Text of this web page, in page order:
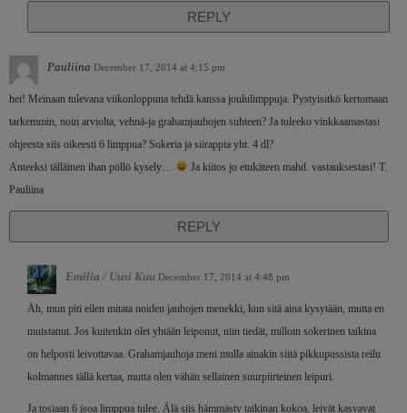
REPLY
Pauliina December 17, 2014 at 4:15 pm
hei! Meinaan tulevana viikonloppuna tehdä kanssa joululimppuja. Pystyisitkö kertomaan
tarkemmin, noin arviolta, vehnä-ja grahamjauhojen suhteen? Ja tuleeko vinkkaamastasi
ohjeesta siis oikeesti 6 limppua? Sokeria ja siirappia yht. 4 dl?
Anteeksi tälläinen ihan pöllö kysely…
Ja kiitos jo etukäteen mahd. vastauksestasi! T.
Pauliina
REPLY
Emilia / Uusi Kuu December 17, 2014 at 4:48 pm
Äh, mun piti eilen mitata noiden jauhojen menekki, kun sitä aina kysytään, mutta en
muistanut. Jos kuitenkin olet yhtään leiponut, niin tiedät, milloin sokerinen taikina
on helposti leivottavaa. Grahamjauhoja meni mulla ainakin siitä pikkupussista reilu
kolmannes tällä kertaa, mutta olen vähän sellainen suurpiirteinen leipuri.
Ja tosiaan 6 isoa limppua tulee. Älä siis hämmästy taikinan kokoa, leivät kasvavat